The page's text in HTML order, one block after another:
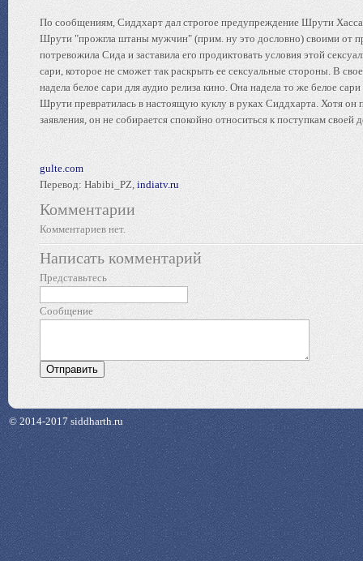
По сообщениям, Сиддхарт дал строгое предупреждение Шрути
Шрути "прожгла штаны мужчин" (прим. ну это дословно) своими от
потревожила Сида и заставила его продиктовать условия этой
сари, которое не сможет так раcкрыть ее сексуальные стороны. В
надела белое сари для аудио релиза кино. Она надела то же белое
Шрути превратилась в настоящую куклу в руках Сиддхарта. Хотя он
заявления, он не собирается спокойно относиться к поступкам своей
gulte.com
Перевод: Habibi_PZ, indiatv.ru
Комментарии
Комментариев нет.
Написать комментарий
Представьтесь
Сообщение
© 2014-2017 siddharth.ru